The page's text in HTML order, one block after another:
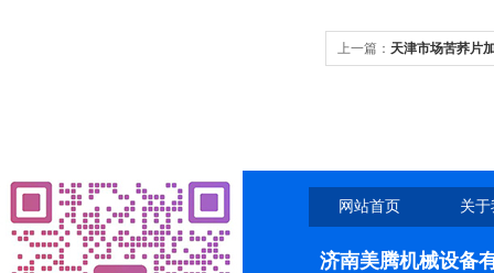
上一篇： 天津市场苦荞片
网站首页 关
济南美腾机械设备